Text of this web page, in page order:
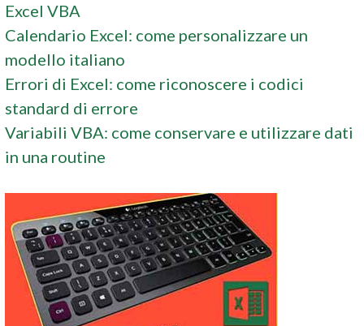
Excel VBA
Calendario Excel: come personalizzare un
modello italiano
Errori di Excel: come riconoscere i codici
standard di errore
Variabili VBA: come conservare e utilizzare dati
in una routine